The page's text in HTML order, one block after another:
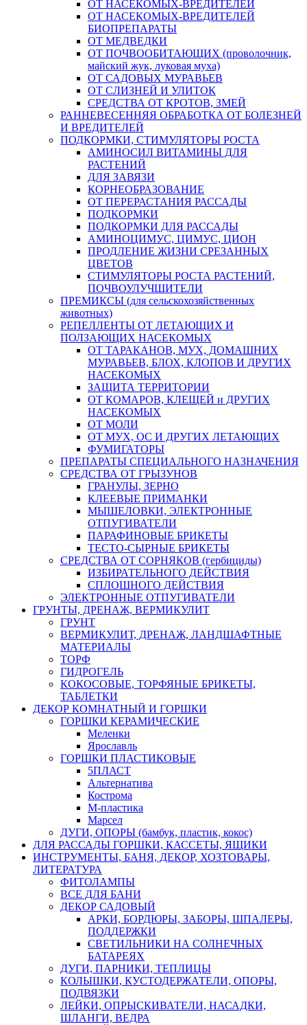
ОТ НАСЕКОМЫХ-ВРЕДИТЕЛЕЙ
ОТ НАСЕКОМЫХ-ВРЕДИТЕЛЕЙ
БИОПРЕПАРАТЫ
ОТ МЕДВЕДКИ
ОТ ПОЧВООБИТАЮЩИХ (проволочник,
майский жук, луковая муха)
ОТ САДОВЫХ МУРАВЬЕВ
ОТ СЛИЗНЕЙ И УЛИТОК
СРЕДСТВА ОТ КРОТОВ, ЗМЕЙ
РАННЕВЕСЕННЯЯ ОБРАБОТКА ОТ БОЛЕЗНЕЙ
И ВРЕДИТЕЛЕЙ
ПОДКОРМКИ, СТИМУЛЯТОРЫ РОСТА
АМИНОСИЛ ВИТАМИНЫ ДЛЯ
РАСТЕНИЙ
ДЛЯ ЗАВЯЗИ
КОРНЕОБРАЗОВАНИЕ
ОТ ПЕРЕРАСТАНИЯ РАССАДЫ
ПОДКОРМКИ
ПОДКОРМКИ ДЛЯ РАССАДЫ
АМИНОЦИМУС, ЦИМУС, ЦИОН
ПРОДЛЕНИЕ ЖИЗНИ СРЕЗАННЫХ
ЦВЕТОВ
СТИМУЛЯТОРЫ РОСТА РАСТЕНИЙ,
ПОЧВОУЛУЧШИТЕЛИ
ПРЕМИКСЫ (для сельскохозяйственных
животных)
РЕПЕЛЛЕНТЫ ОТ ЛЕТАЮЩИХ И
ПОЛЗАЮЩИХ НАСЕКОМЫХ
ОТ ТАРАКАНОВ, МУХ, ДОМАШНИХ
МУРАВЬЕВ, БЛОХ, КЛОПОВ И ДРУГИХ
НАСЕКОМЫХ
ЗАЩИТА ТЕРРИТОРИИ
ОТ КОМАРОВ, КЛЕЩЕЙ и ДРУГИХ
НАСЕКОМЫХ
ОТ МОЛИ
ОТ МУХ, ОС И ДРУГИХ ЛЕТАЮЩИХ
ФУМИГАТОРЫ
ПРЕПАРАТЫ СПЕЦИАЛЬНОГО НАЗНАЧЕНИЯ
СРЕДСТВА ОТ ГРЫЗУНОВ
ГРАНУЛЫ, ЗЕРНО
КЛЕЕВЫЕ ПРИМАНКИ
МЫШЕЛОВКИ, ЭЛЕКТРОННЫЕ
ОТПУГИВАТЕЛИ
ПАРАФИНОВЫЕ БРИКЕТЫ
ТЕСТО-СЫРНЫЕ БРИКЕТЫ
СРЕДСТВА ОТ СОРНЯКОВ (гербициды)
ИЗБИРАТЕЛЬНОГО ДЕЙСТВИЯ
СПЛОШНОГО ДЕЙСТВИЯ
ЭЛЕКТРОННЫЕ ОТПУГИВАТЕЛИ
ГРУНТЫ, ДРЕНАЖ, ВЕРМИКУЛИТ
ГРУНТ
ВЕРМИКУЛИТ, ДРЕНАЖ, ЛАНДШАФТНЫЕ
МАТЕРИАЛЫ
ТОРФ
ГИДРОГЕЛЬ
КОКОСОВЫЕ, ТОРФЯНЫЕ БРИКЕТЫ,
ТАБЛЕТКИ
ДЕКОР КОМНАТНЫЙ И ГОРШКИ
ГОРШКИ КЕРАМИЧЕСКИЕ
Меленки
Ярославль
ГОРШКИ ПЛАСТИКОВЫЕ
5ПЛАСТ
Альтернатива
Кострома
М-пластика
Марсел
ДУГИ, ОПОРЫ (бамбук, пластик, кокос)
ДЛЯ РАССАДЫ ГОРШКИ, КАССЕТЫ, ЯЩИКИ
ИНСТРУМЕНТЫ, БАНЯ, ДЕКОР, ХОЗТОВАРЫ,
ЛИТЕРАТУРА
ФИТОЛАМПЫ
ВСЕ ДЛЯ БАНИ
ДЕКОР САДОВЫЙ
АРКИ, БОРДЮРЫ, ЗАБОРЫ, ШПАЛЕРЫ,
ПОДДЕРЖКИ
СВЕТИЛЬНИКИ НА СОЛНЕЧНЫХ
БАТАРЕЯХ
ДУГИ, ПАРНИКИ, ТЕПЛИЦЫ
КОЛЫШКИ, КУСТОДЕРЖАТЕЛИ, ОПОРЫ,
ПОДВЯЗКИ
ЛЕЙКИ, ОПРЫСКИВАТЕЛИ, НАСАДКИ,
ШЛАНГИ, ВЕДРА